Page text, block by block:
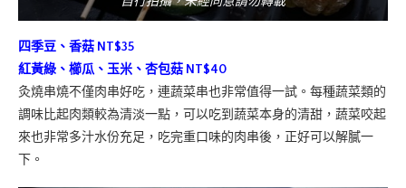
四季豆、香菇 NT$35
紅黃綠、櫛瓜、玉米、杏包菇 NT$40
灸燒串燒不僅肉串好吃，連蔬菜串也非常值得一試。每種蔬菜類的
調味比起肉類較為清淡一點，可以吃到蔬菜本身的清甜，蔬菜咬起
來也非常多汁水份充足，吃完重口味的肉串後，正好可以解膩一
下。